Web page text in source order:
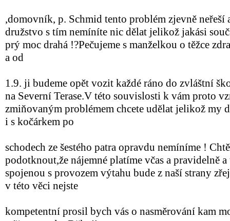
,domovník, p. Schmid tento problém zjevně neřeší
družstvo s tím nemíníte nic dělat jelikož jakási
prý moc drahá !?Pečujeme s manželkou o těžce
a od
1.9. ji budeme opět vozit každé ráno do zvláštní
na Severní Terase.V této souvislosti k vám proto
zmiňovaným problémem chcete udělat jelikož my
i s kočárkem po
schodech ze šestého patra opravdu nemíníme !
podotknout,že nájemné platíme včas a pravidelně
spojenou s provozem výtahu bude z naší strany
v této věci nejste
kompetentní prosil bych vás o nasměrování kam